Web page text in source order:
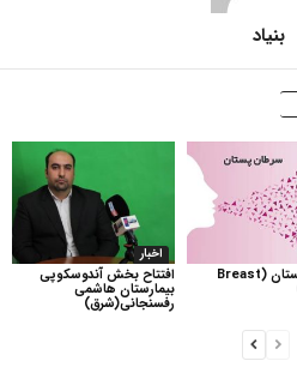
بنیاد
اخبار
افتتاح بخش آندوسکوپی
بیمارستان هاشمی
رفسنجانی(شرق)
سرطان پستان (Breast